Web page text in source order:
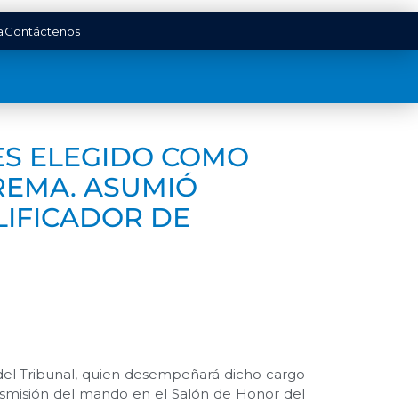
Contáctenos
ELEGIDO COMO
ASUMIÓ
DE
Tribunal, quien desempeñará dicho cargo
del mando en el Salón de Honor del